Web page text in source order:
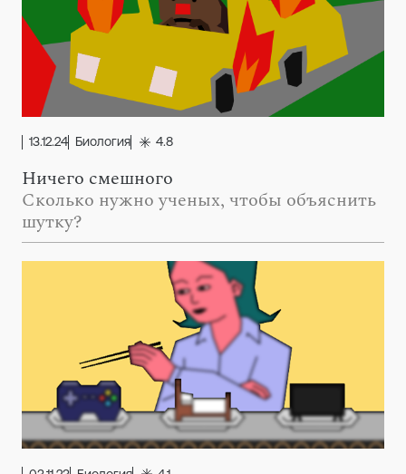
13.12.24 Биология 4.8
Ничего смешного
Сколько нужно ученых, чтобы объяснить
шутку?